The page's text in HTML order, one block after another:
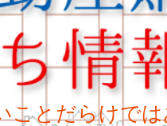
ことだらけで